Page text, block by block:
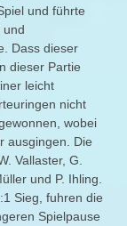
und führte
und
Dass dieser
dieser Partie
leicht
nicht
wobei
ausgingen. Die
Vallaster, G.
und P. Ihling.
Sieg, fuhren die
Spielpause